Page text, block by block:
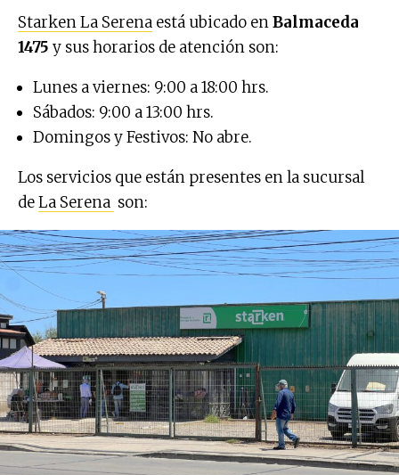
Starken La Serena está ubicado enBalmaceda
1475 y sus horarios de atención son:
Lunes a viernes: 9:00 a 18:00 hrs.
Sábados: 9:00 a 13:00 hrs.
Domingos y Festivos: No abre.
Los servicios que están presentes en la sucursal
deLa Serena son: